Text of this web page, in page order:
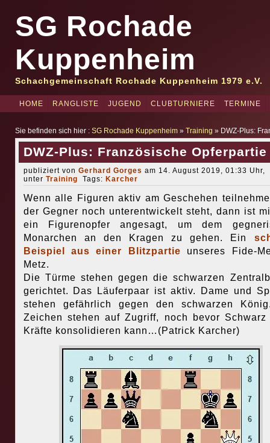
SG Rochade
Kuppenheim
Schachgemeinschaft Rochade Kuppenheim 1979 e.V.
HOME RANGLISTE JUGEND CLUBTURNIERE TERMINE
Sie befinden sich hier : SG Rochade Kuppenheim» Training » DWZ-Plus:
DWZ-Plus: Französische Opferpartie
publiziert von Gerhard Gorges am 14. August 2019, 01:33 Uhr,
unter Training Tags: Karcher
Wenn alle Figuren aktiv am Geschehen
der Gegner noch unterentwickelt steht, dann ist
ein Figurenopfer angesagt, um dem
Monarchen an den Kragen zu gehen. Ein
Beispiel aus einer Blitzpartie unseres Fide-
Metz.
Die Türme stehen gegen die schwarzen
gerichtet. Das Läuferpaar ist aktiv. Dame und
stehen gefährlich gegen den schwarzen
Zeichen stehen auf Zugriff, noch bevor Schwarz
Kräfte konsolidieren kann…(Patrick Karcher)